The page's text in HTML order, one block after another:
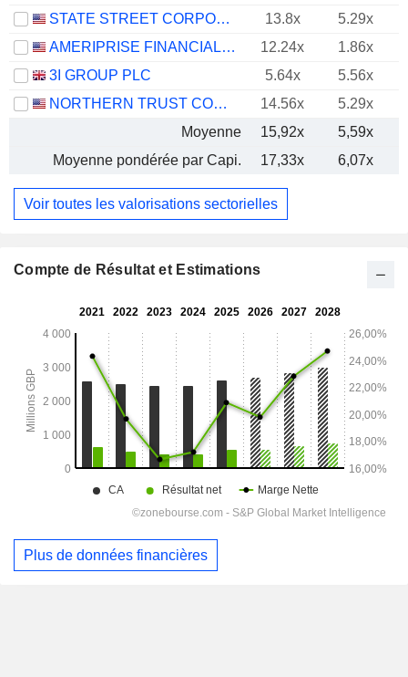
STATE STREET CORPORATION
13.8x
5.29x
AMERIPRISE FINANCIAL, INC.
12.24x
1.86x
3I GROUP PLC
5.64x
5.56x
NORTHERN TRUST CORPORATION
14.56x
5.29x
Moyenne
15,92x 5,59x
Moyenne pondérée par Capi.
17,33x 6,07x
Voir toutes les valorisations sectorielles
Compte de Résultat et Estimations
Plus de données financières